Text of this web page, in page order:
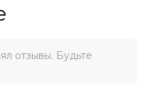
отзывы. Будьте